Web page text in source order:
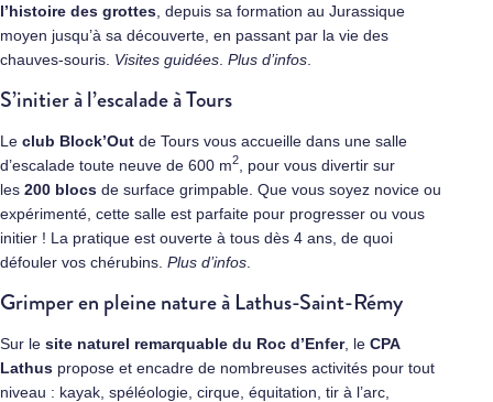
l’histoire des grottes , depuis sa formation au Jurassique
moyen jusqu’à sa découverte, en passant par la vie des
chauves-souris. Visites guidées Plus d’infos
S’initier à l’escalade à Tours
Le club Block’Out de Tours vous accueille dans une salle
d’escalade toute neuve de 600 m2
, pour vous divertir sur
les 200 blocs de surface grimpable. Que vous soyez novice ou
expérimenté, cette salle est parfaite pour progresser ou vous
initier ! La pratique est ouverte à tous dès 4 ans, de quoi
défouler vos chérubins. Plus d’infos
Grimper en pleine nature à Lathus-Saint-Rémy
Sur le site naturel remarquable du Roc d’Enfer, le CPA
Lathus propose et encadre de nombreuses activités pour tout
niveau : kayak, spéléologie, cirque, équitation, tir à l’arc,